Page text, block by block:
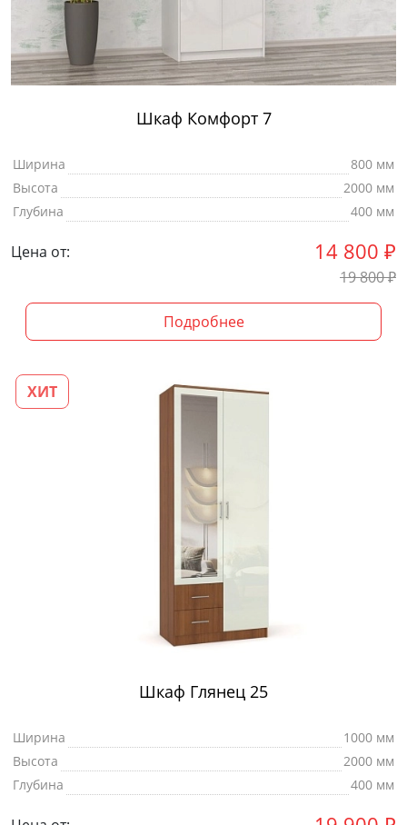
Шкаф Комфорт 7
Ширина
800 мм
Высота
2000 мм
Глубина
400 мм
Цена от: 14 800 ₽
19 800₽
Подробнее
ХИТ
Шкаф Глянец 25
Ширина
1000 мм
Высота
2000 мм
Глубина
400 мм